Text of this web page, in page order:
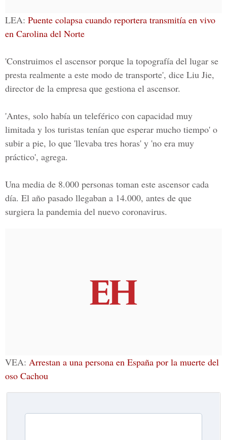
LEA: Puente colapsa cuando reportera transmitía en vivo
en Carolina del Norte
'Construimos el ascensor porque la topografía del lugar se
presta realmente a este modo de transporte', dice Liu Jie,
director de la empresa que gestiona el ascensor.
'Antes, solo había un teleférico con capacidad muy
limitada y los turistas tenían que esperar mucho tiempo' o
subir a pie, lo que 'llevaba tres horas' y 'no era muy
práctico', agrega.
Una media de 8.000 personas toman este ascensor cada
día. El año pasado llegaban a 14.000, antes de que
surgiera la pandemia del nuevo coronavirus.
VEA: Arrestan a una persona en España por la muerte del
oso Cachou